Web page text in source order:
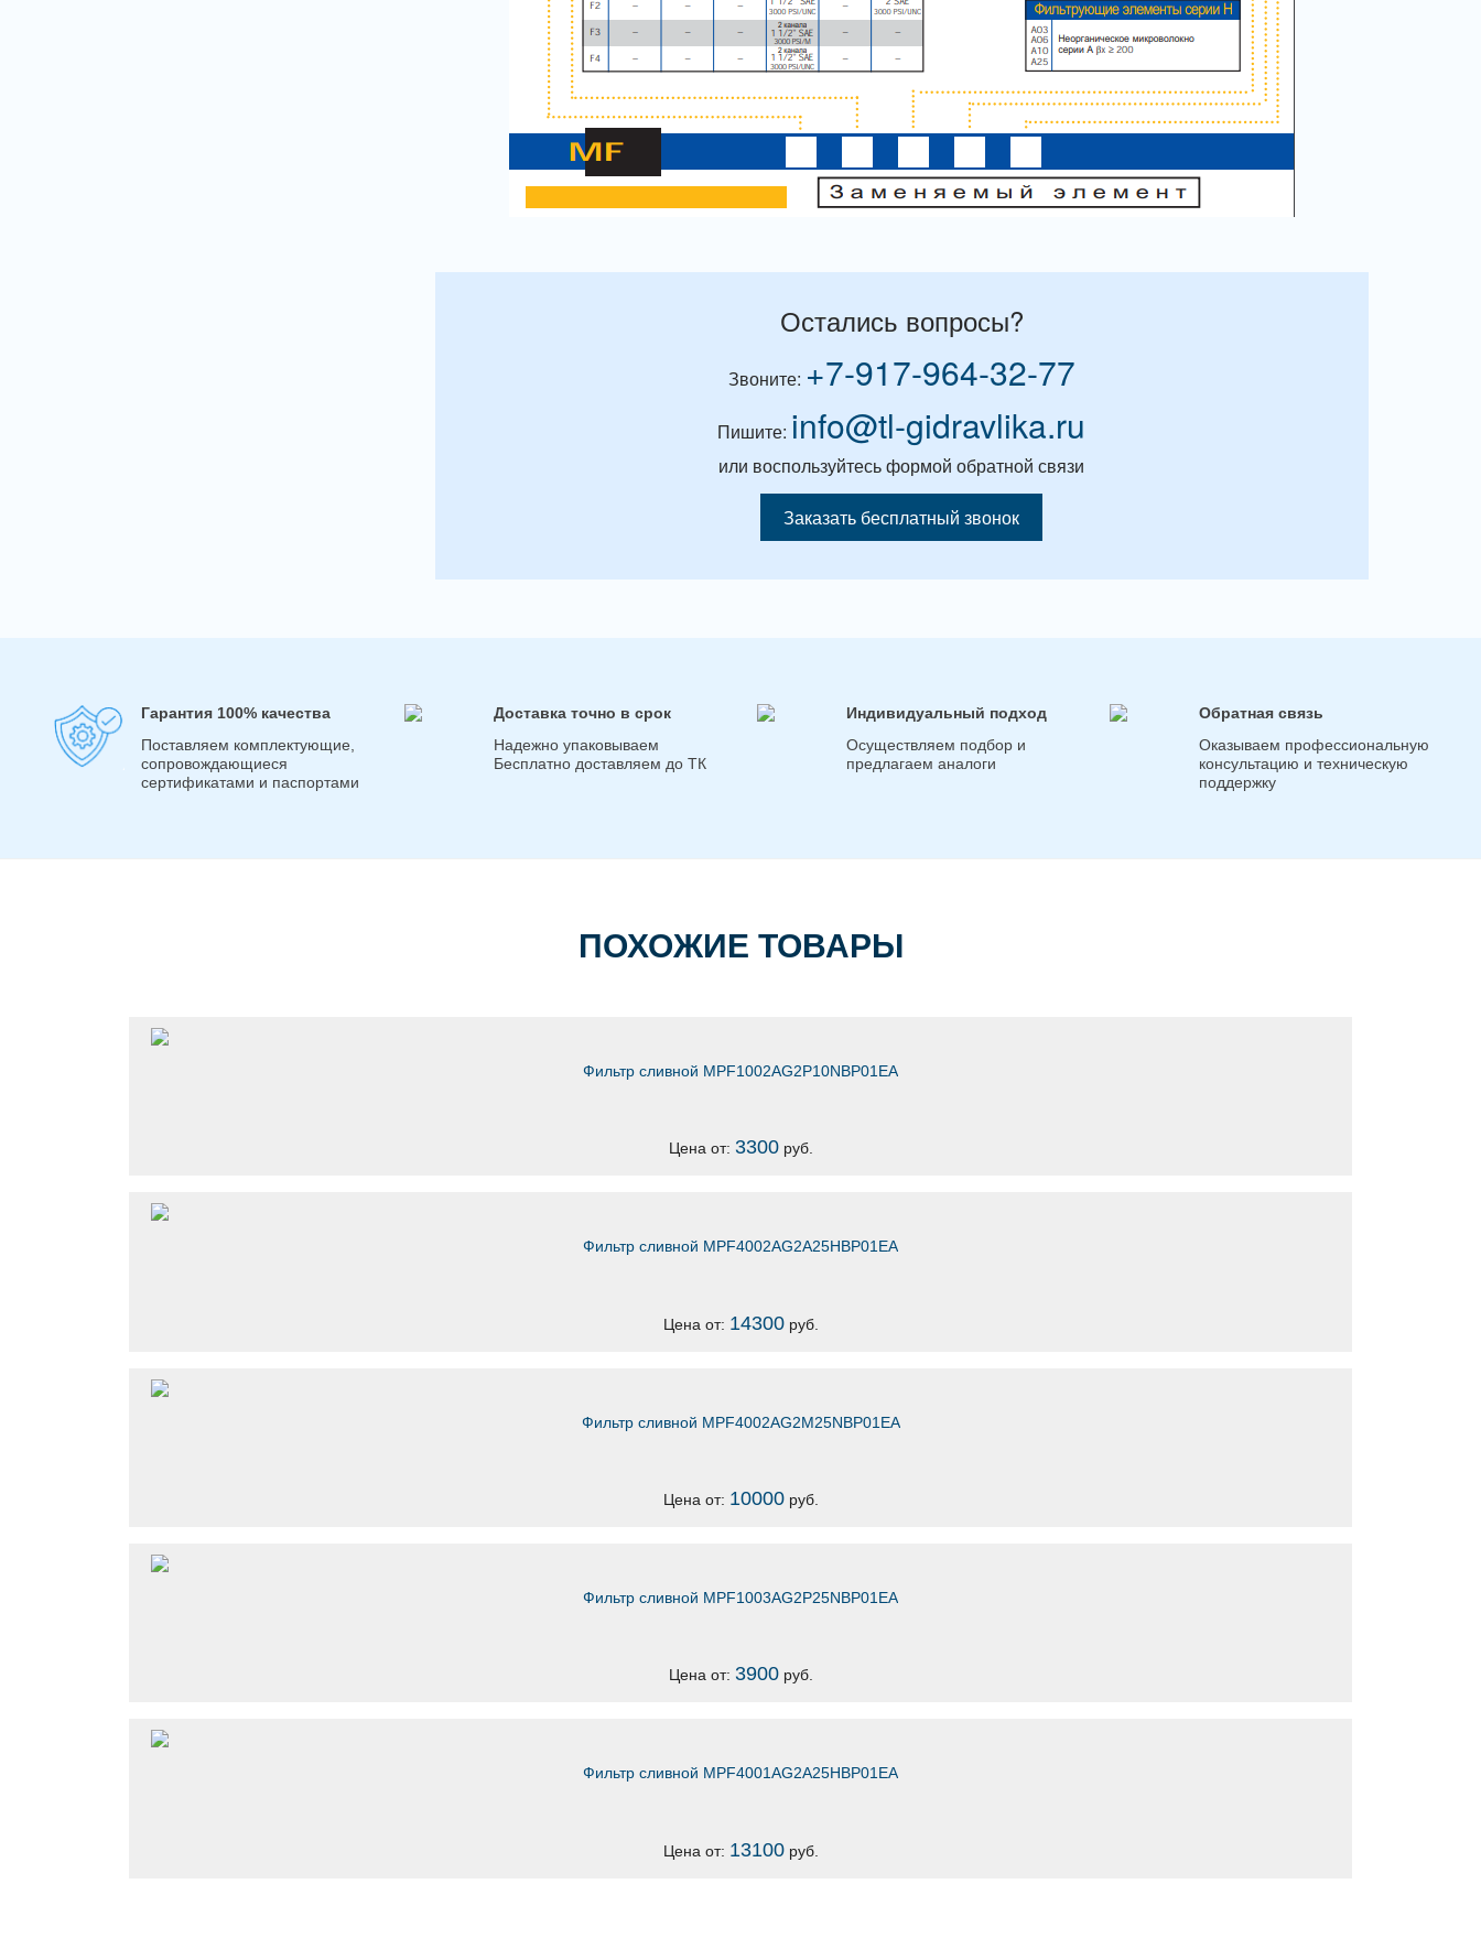
Остались вопросы?
Звоните: +7-917-964-32-77
Пишите: info@tl-gidravlika.ru
или воспользуйтесь формой обратной связи
Заказать бесплатный звонок
Гарантия 100% качества
Поставляем комплектующие,
сопровождающиеся
сертификатами и паспортами
Доставка точно в срок
Надежно упаковываем
Бесплатно доставляем до ТК
Индивидуальный подход
Осуществляем подбор и
предлагаем аналоги
Обратная связь
Оказываем профессиональную
консультацию и техническую
поддержку
ПОХОЖИЕ ТОВАРЫ
Фильтр сливной MPF1002AG2P10NBP01EA
Цена от: 3300руб.
Фильтр сливной MPF4002AG2A25HBP01EA
Цена от: 14300руб.
Фильтр сливной MPF4002AG2M25NBP01EA
Цена от: 10000руб.
Фильтр сливной MPF1003AG2P25NBP01EA
Цена от: 3900руб.
Фильтр сливной MPF4001AG2A25HBP01EA
Цена от: 13100руб.